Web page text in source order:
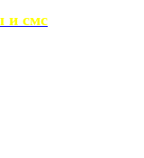
и смс